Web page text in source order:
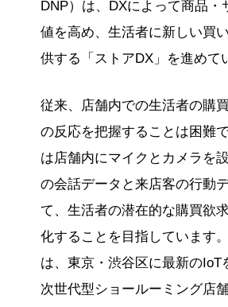
DNP）は、DXによって商品・
値を高め、生活者に新しい買
供する「ストアDX」を進めて
従来、店舗内での生活者の購
の反応を把握することは困難
は店舗内にマイクとカメラを
の会話データと来店客の行動
て、生活者の潜在的な購買欲
化することを目指しています
は、東京・渋谷区に最新のIoT
次世代型ショールーミング店